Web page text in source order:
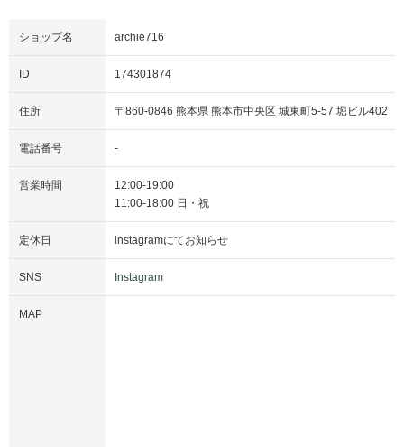
ショップ名 archie716
ID 174301874
住所 〒 860-0846 熊本県 熊本市中央区 城東町5-57 堀ビル402
電話番号 -
営業時間 12:00-19:00
11:00-18:00 日・祝
定休日 instagramにてお知らせ
SNS Instagram
MAP